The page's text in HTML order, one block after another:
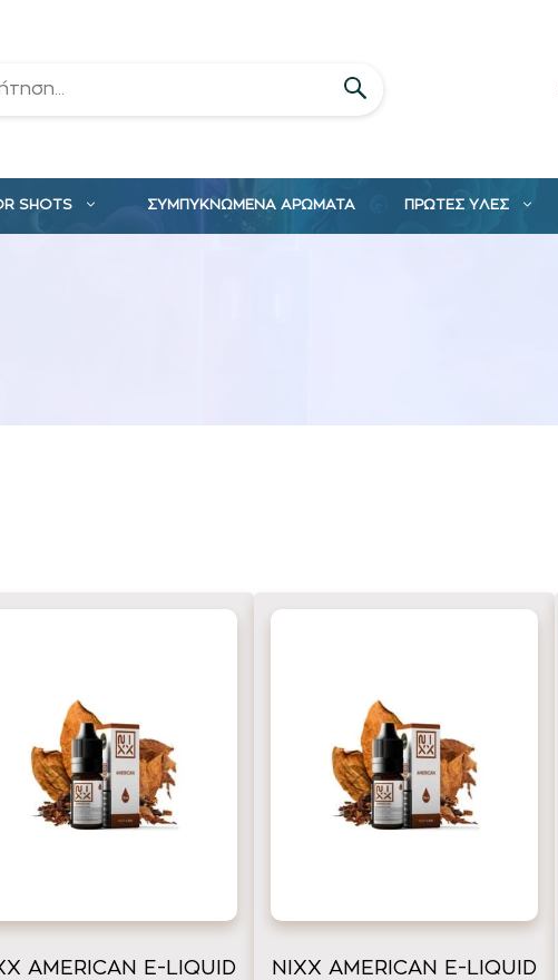
SHOTS ΣΥΜΠΥΚΝΩΜΕΝΑ ΑΡΩΜΑΤΑ ΠΡΩΤΕΣ ΥΛΕΣ
AMERICAN E-LIQUID
NIXX AMERICAN E-LIQUID